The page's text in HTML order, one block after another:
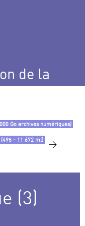
de la
Go archives numériques)
- 11 672 ml) >
(3)